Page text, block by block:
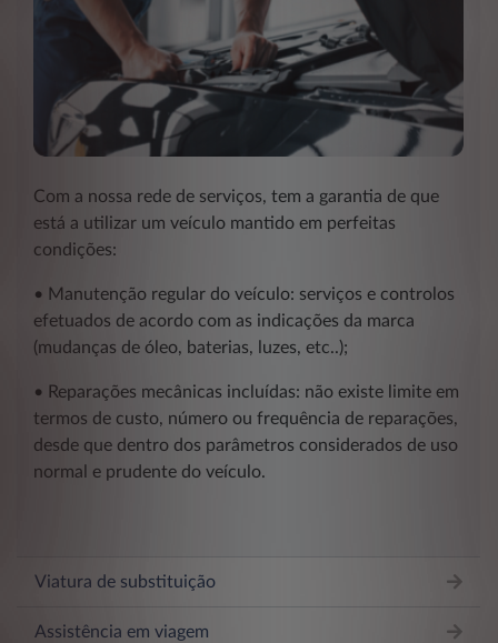
Com a nossa rede de serviços, tem a garantia de que
está a utilizar um veículo mantido em perfeitas
condições:
• Manutenção regular do veículo: serviços e controlos
efetuados de acordo com as indicações da marca
(mudanças de óleo, baterias, luzes, etc..);
• Reparações mecânicas incluídas: não existe limite em
termos de custo, número ou frequência de reparações,
desde que dentro dos parâmetros considerados de uso
normal e prudente do veículo.
Viatura de substituição
Assistência em viagem